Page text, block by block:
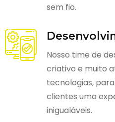
sem fio.
Nosso time de
criativo e muito
tecnologias,
clientes uma
inigualáveis.